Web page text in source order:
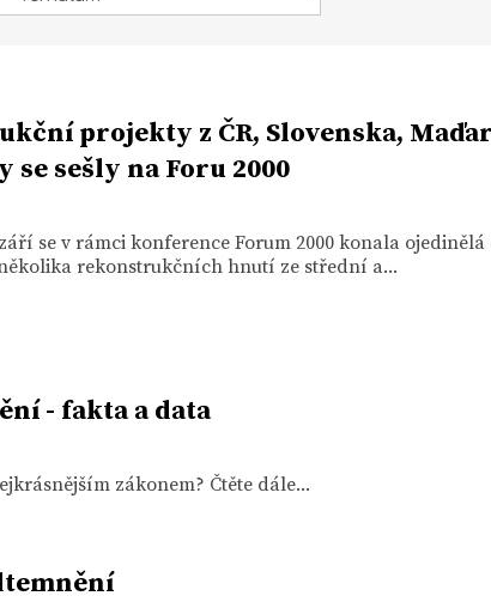
projekty z ČR, Slovenska,
se sešly na Foru 2000
se v rámci konference Forum 2000 konala
rekonstrukčních hnutí ze střední a...
- fakta a data
zákonem? Čtěte dále...